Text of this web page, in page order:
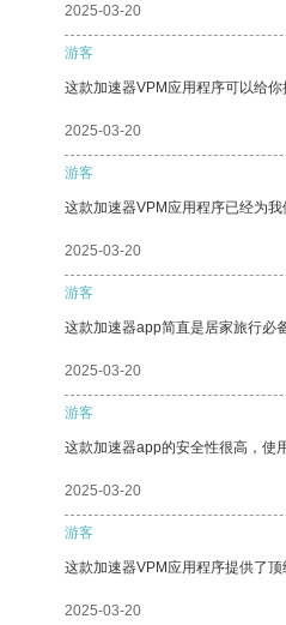
2025-03-20
游客
这款加速器VPM应用程序可以给
2025-03-20
游客
这款加速器VPM应用程序已经为我
2025-03-20
游客
这款加速器app简直是居家旅行必
2025-03-20
游客
这款加速器app的安全性很高，使
2025-03-20
游客
这款加速器VPM应用程序提供了顶
2025-03-20